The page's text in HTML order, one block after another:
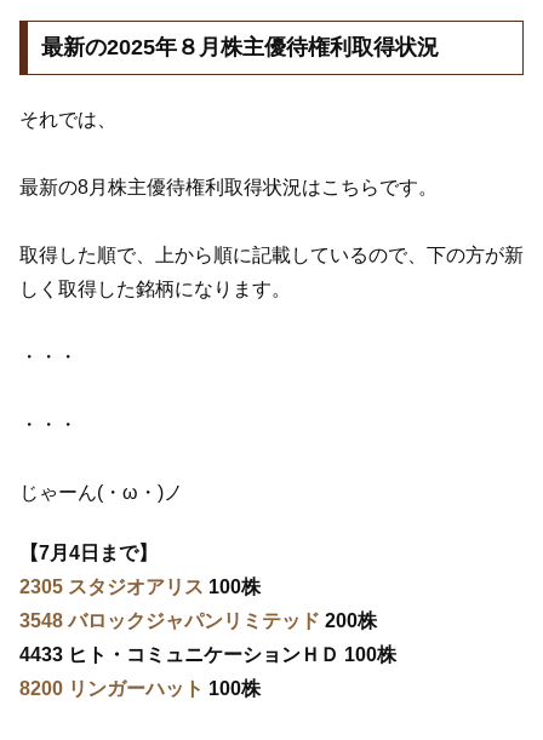
最新の2025年８月株主優待権利取得状況
それでは、
最新の8月株主優待権利取得状況はこちらです。
取得した順で、上から順に記載しているので、下の方が新
しく取得した銘柄になります。
・・・
・・・
じゃーん(・ω・)ノ
【7月4日まで】
2305 スタジオアリス 100株
3548 バロックジャパンリミテッド 200株
4433 ヒト・コミュニケーションＨＤ 100株
8200 リンガーハット 100株